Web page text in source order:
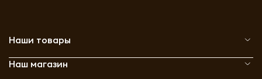
Наши товары
Наш магазин